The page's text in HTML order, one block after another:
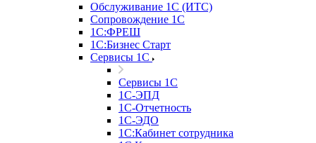
Обслуживание 1С (ИТС)
Сопровождение 1С
1С:ФРЕШ
1С:Бизнес Старт
Сервисы 1С
Сервисы 1С
1С-ЭПД
1С-Отчетность
1С-ЭДО
1С:Кабинет сотрудника